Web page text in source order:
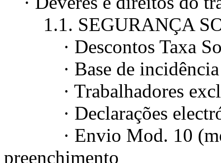
1.1. SEGURANÇA
· Descontos Taxa
· Base de incidência
· Trabalhadores
· Declarações
· Envio Mod. 10
preenchimento